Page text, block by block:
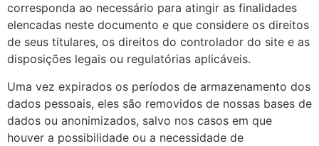
corresponda ao necessário para atingir as finalidades
elencadas neste documento e que considere os direitos
de seus titulares, os direitos do controlador do site e as
disposições legais ou regulatórias aplicáveis.
Uma vez expirados os períodos de armazenamento dos
dados pessoais, eles são removidos de nossas bases de
dados ou anonimizados, salvo nos casos em que
houver a possibilidade ou a necessidade de